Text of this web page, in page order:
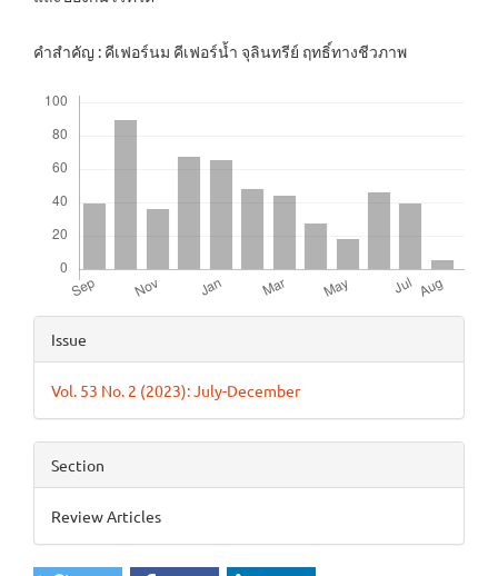
คำสำคัญ : คีเฟอร์นม คีเฟอร์น้ำ จุลินทรีย์ ฤทธิ์ทางชีวภาพ
Article
Details
Issue
Vol. 53 No. 2 (2023): July-December
Section
Review Articles